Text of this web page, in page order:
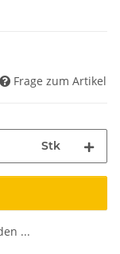
Frage zum Artikel
Stk
...